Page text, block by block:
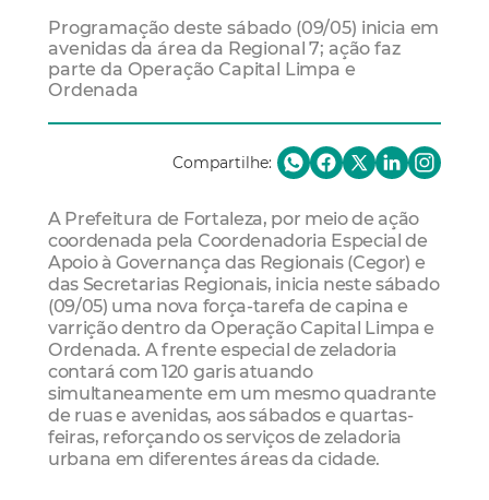
Programação deste sábado (09/05) inicia em
avenidas da área da Regional 7; ação faz
parte da Operação Capital Limpa e
Ordenada
Compartilhe:
A Prefeitura de Fortaleza, por meio de ação
coordenada pela Coordenadoria Especial de
Apoio à Governança das Regionais (Cegor) e
das Secretarias Regionais, inicia neste sábado
(09/05) uma nova força-tarefa de capina e
varrição dentro da Operação Capital Limpa e
Ordenada. A frente especial de zeladoria
contará com 120 garis atuando
simultaneamente em um mesmo quadrante
de ruas e avenidas, aos sábados e quartas-
feiras, reforçando os serviços de zeladoria
urbana em diferentes áreas da cidade.